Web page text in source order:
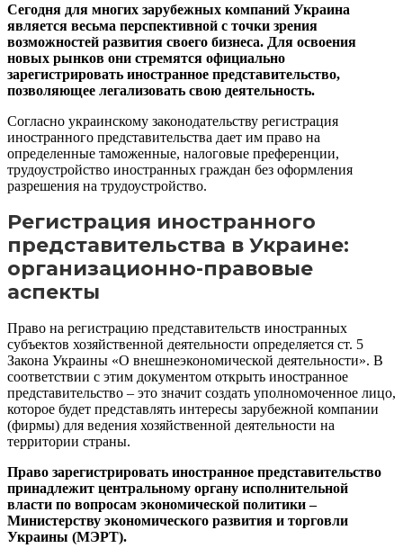
Сегодня для многих зарубежных компаний Украина
является весьма перспективной с точки зрения
возможностей развития своего бизнеса. Для освоения
новых рынков они стремятся официально
зарегистрировать иностранное представительство,
позволяющее легализовать свою деятельность.
Согласно украинскому законодательству регистрация
иностранного представительства дает им право на
определенные таможенные, налоговые преференции,
трудоустройство иностранных граждан без оформления
разрешения на трудоустройство.
Регистрация иностранного
представительства в Украине:
организационно-правовые
аспекты
Право на регистрацию представительств иностранных
субъектов хозяйственной деятельности определяется ст. 5
Закона Украины «О внешнеэкономической деятельности». В
соответствии с этим документом открыть иностранное
представительство – это значит создать уполномоченное лицо,
которое будет представлять интересы зарубежной компании
(фирмы) для ведения хозяйственной деятельности на
территории страны.
Право зарегистрировать иностранное представительство
принадлежит центральному органу исполнительной
власти по вопросам экономической политики –
Министерству экономического развития и торговли
Украины (МЭРТ).